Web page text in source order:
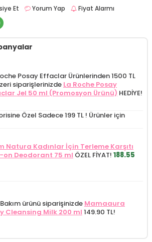
Et Yorum Yap Fiyat Alarmı
Posay Effaclar Ürünlerinden 1500 TL
siparişlerinizde La Roche Posay
Jel 50 ml (Promosyon Ürünü) HEDİYE!
Özel Sadece 199 TL ! Ürünler için
Natura Kadınlar İçin Terleme Karşıtı
on Deodorant 75 ml ÖZEL FİYAT! 188.55
ürünü siparişinizde Mamaaura
Cleansing Milk 200 ml 149.90 TL!